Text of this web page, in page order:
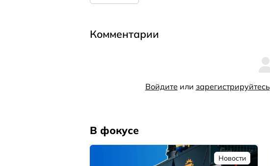
Комментарии
Войдите или зарегистрируйтесь
В фокусе
Новости